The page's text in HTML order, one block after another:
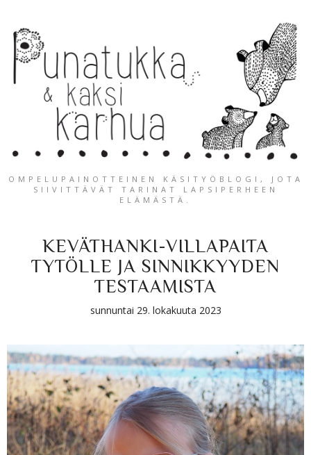
OMPELUPAINOTTEINEN KÄSITYÖBLOGI, JOTA
SIIVITTÄVÄT TARINAT LAPSIPERHEEN
ELÄMÄSTÄ.
KEVÄTHANKI-VILLAPAITA
TYTÖLLE JA SINNIKKYYDEN
TESTAAMISTA
sunnuntai 29. lokakuuta 2023